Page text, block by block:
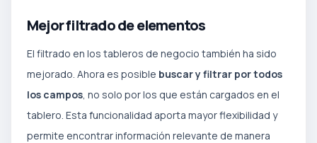
Mejor filtrado de elementos
El filtrado en los tableros de negocio también ha sido
mejorado. Ahora es posible buscar y filtrar por todos
los campos, no solo por los que están cargados en el
tablero. Esta funcionalidad aporta mayor flexibilidad y
permite encontrar información relevante de manera